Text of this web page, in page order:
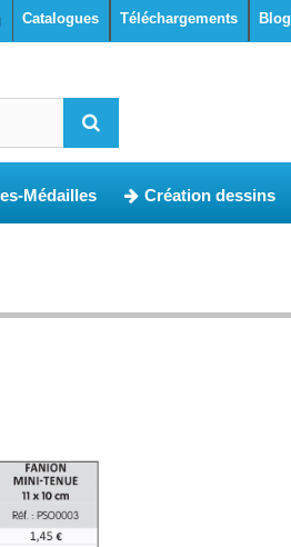
Blog
Téléchargements
Catalogues
Médailles Création dessins